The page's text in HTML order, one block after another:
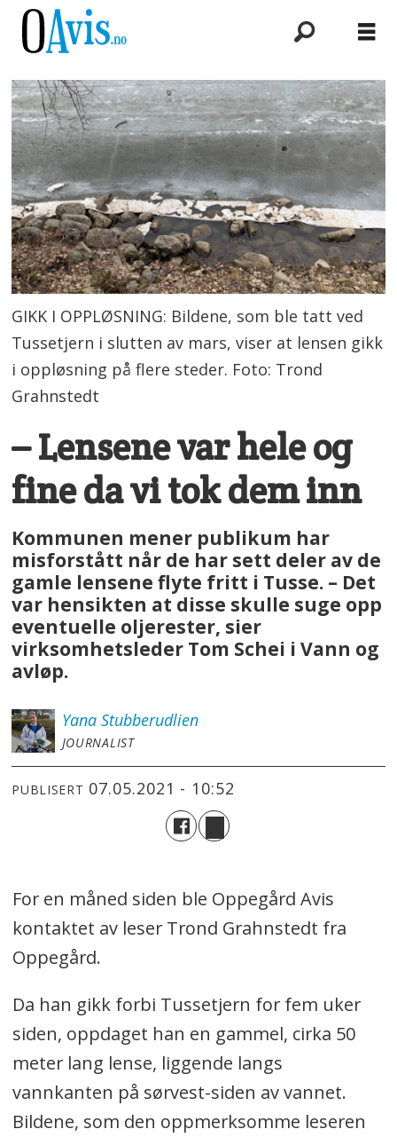
GIKK I OPPLØSNING: Bildene, som ble tatt ved
Tussetjern i slutten av mars, viser at lensen gikk
i oppløsning på flere steder. Foto: Trond
Grahnstedt
– Lensene var hele og
fine da vi tok dem inn
Kommunen mener publikum har
misforstått når de har sett deler av de
gamle lensene flyte fritt i Tusse. – Det
var hensikten at disse skulle suge opp
eventuelle oljerester, sier
virksomhetsleder Tom Schei i Vann og
avløp.
Yana Stubberudlien
JOURNALIST
PUBLISERT 07.05.2021 - 10:52
For en måned siden ble Oppegård Avis
kontaktet av leser Trond Grahnstedt fra
Oppegård.
Da han gikk forbi Tussetjern for fem uker
siden, oppdaget han en gammel, cirka 50
meter lang lense, liggende langs
vannkanten på sørvest-siden av vannet.
Bildene, som den oppmerksomme leseren